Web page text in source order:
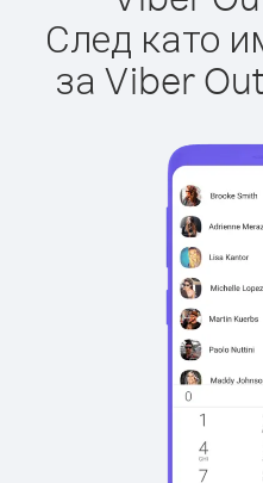
След като
за Viber